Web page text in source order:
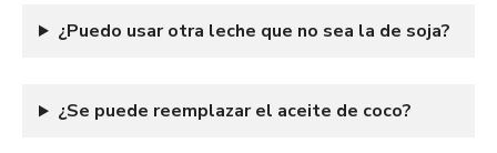
¿Puedo usar otra leche que no sea la de soja?
¿Se puede reemplazar el aceite de coco?